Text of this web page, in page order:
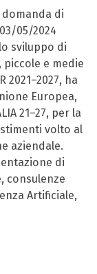
domanda di
05/2024
sviluppo di
e medie
2021–2027, ha
Europea,
21–27, per la
volto al
aziendale.
di
consulenze
Artificiale,